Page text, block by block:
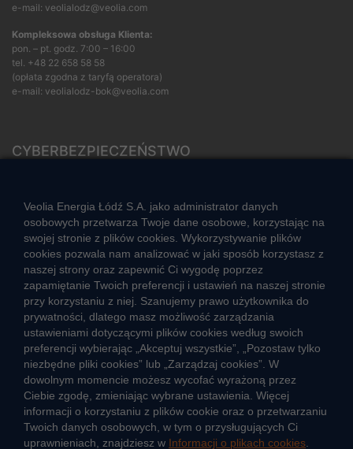
e-mail: veolialodz@veolia.com
Kompleksowa obsługa Klienta:
pon. – pt. godz. 7:00 – 16:00
tel. +48 22 658 58 58
(opłata zgodna z taryfą operatora)
e-mail: veolialodz-bok@veolia.com
CYBERBEZPIECZEŃSTWO
CIEPŁO SYSTEMOWE
Zalety ciepła systemowego
Ciepło przez cały rok
Usługi okołociepłownicze
Informacje ciepła systemowego
JAK POWSTAJE CIEPŁO
ŹRÓDŁA CIEPŁA
Veolia Energia Łódź S.A. jako administrator danych
osobowych przetwarza Twoje dane osobowe, korzystając na
swojej stronie z plików cookies. Wykorzystywanie plików
cookies pozwala nam analizować w jaki sposób korzystasz z
naszej strony oraz zapewnić Ci wygodę poprzez
zapamiętanie Twoich preferencji i ustawień na naszej stronie
przy korzystaniu z niej. Szanujemy prawo użytkownika do
prywatności, dlatego masz możliwość zarządzania
ustawieniami dotyczącymi plików cookies według swoich
preferencji wybierając „Akceptuj wszystkie”, „Pozostaw tylko
niezbędne pliki cookies” lub „Zarządzaj cookies”. W
dowolnym momencie możesz wycofać wyrażoną przez
Ciebie zgodę, zmieniając wybrane ustawienia. Więcej
informacji o korzystaniu z plików cookie oraz o przetwarzaniu
Twoich danych osobowych, w tym o przysługujących Ci
uprawnieniach, znajdziesz w Informacji o plikach cookies